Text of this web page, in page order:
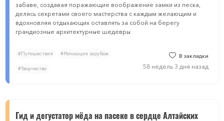
забаве, создавая поражающие воображение замки из песка,
делясь секретами своего мастерства с каждым желающим и
вдохновляя отдыхающих оставлять за собой на берегу
грандиозные архитектурные шедевры
#Путешествия #Релокация зарубеж
#Творчество
В закладки
58 недель 3 дня назад
Гид и дегустатoр мёда на пасеке в сердце Алтайских